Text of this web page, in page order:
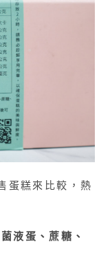
蛋糕來比較，熱
液蛋、蔗糖、